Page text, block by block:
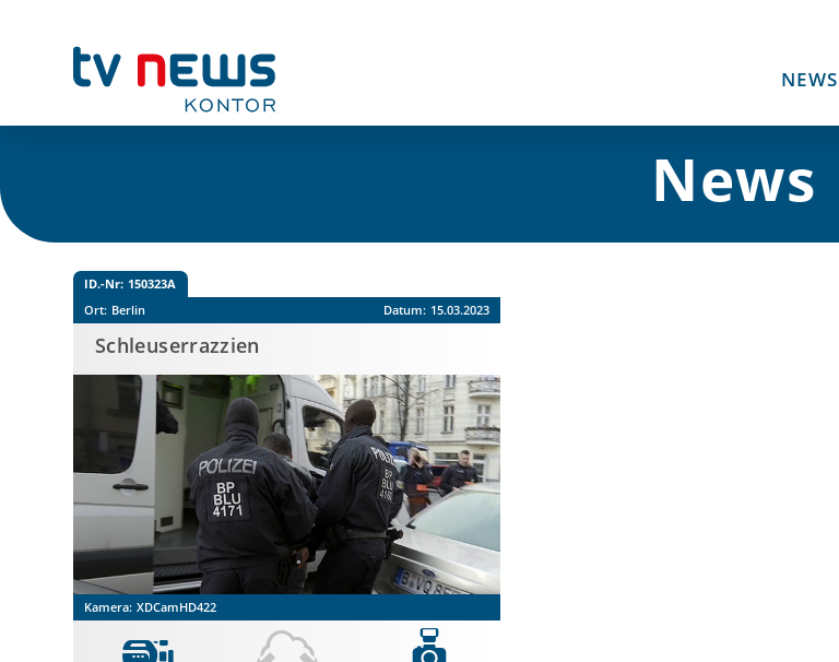
NEWS
News
ID.-Nr: 150323A
Ort: Berlin Datum: 15.03.2023
Schleuserrazzien
Kamera: XDCamHD422